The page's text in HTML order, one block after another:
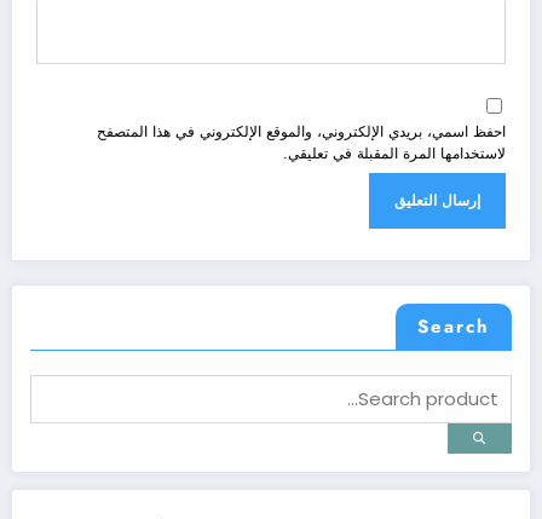
احفظ اسمي، بريدي الإلكتروني، والموقع الإلكتروني في هذا المتصفح
لاستخدامها المرة المقبلة في تعليقي.
Search